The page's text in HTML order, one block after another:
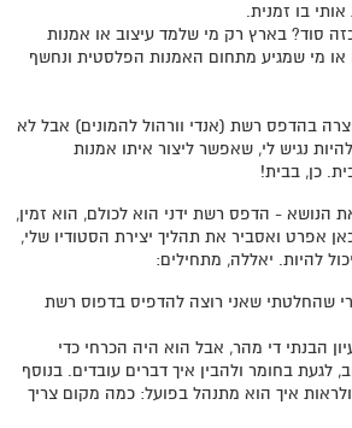
בו זמנית.
סוד? בארץ רק מי שלמד עיצוב או אמנות
מי שמגיע מתחום האמנות הפלסטית ונחשף
בהדפס רשת (אנדי וורהול להמונים) אבל לא
נגיש לי, שאפשר ליצור איתו אמנות
כן, בבית!
הנושא - הדפס רשת ידני הוא לכולם, הוא זמין,
אפרט ואסביר את תהליך יצירת הסטודיו שלי,
להיות. יאללה, מתחילים:
שהחלטתי שאני רוצה להדפיס בדפוס רשת
הבנתי די מהר, אבל הוא היה הכרחי כדי
לגעת בחומר ולהבין איך דברים עובדים. בנוסף
ולראות איך הוא מתנהל בפועל: כמה מקום צריך